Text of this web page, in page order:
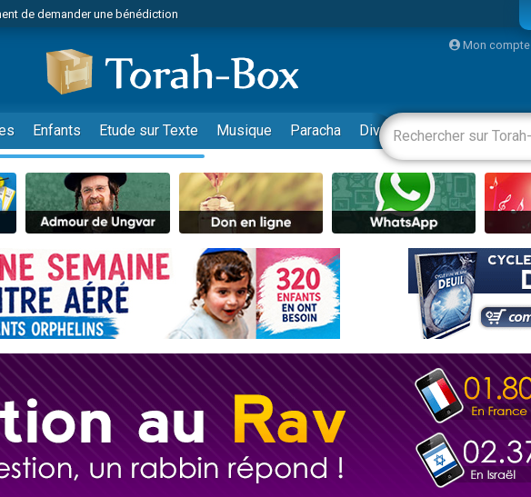
pour étudier en groupe sur Zoom
de nous rejoindre sur WhatsApp
de nous rejoindre sur WhatsApp
de faire un don pour Reloger Rivka, 6 enfants, victime de violences...
de faire un don pour 1 Journée de Vacances Pour les Enfants
de demander une bénédiction
de nous rejoindre sur WhatsApp
pour étudier en groupe sur Zoom
son Maasser
de nous rejoindre sur WhatsApp
de nous rejoindre sur WhatsApp
son Maasser
de faire un don pour 5 jours de vacances aux Orphelins
de nous rejoindre sur WhatsApp
de demander une bénédiction
pour étudier en groupe sur Zoom
Mon compte
Enfants Etude sur Texte Musique Paracha Divertissements Livres